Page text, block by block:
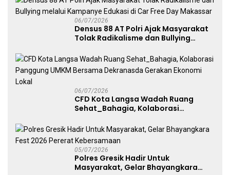
06/07/2026
Densus 88 AT Polri Ajak Masyarakat
Tolak Radikalisme dan Bullying
Free Day Makassar
06/07/2026
CFD Kota Langsa Wadah Ruang
Sehat_Bahagia, Kolaborasi
Dekranasda Gerakan Ekonomi Lokal
05/07/2026
Polres Gresik Hadir Untuk
Masyarakat, Gelar Bhayangkara